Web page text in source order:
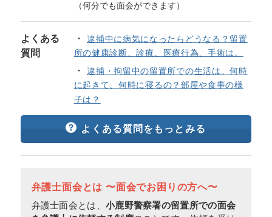
（何分でも面会ができます）
よくある
質問
逮捕中に病気になったらどうなる？留置
所の健康診断、診療、医療行為、手術は。
逮捕・拘留中の留置所での生活は。何時
に起きて、何時に寝るの？部屋や食事の様
子は？
よくある質問をもっとみる
弁護士面会とは 〜面会でお困りの方へ〜
弁護士面会とは、 小鹿野警察署の留置所での面会